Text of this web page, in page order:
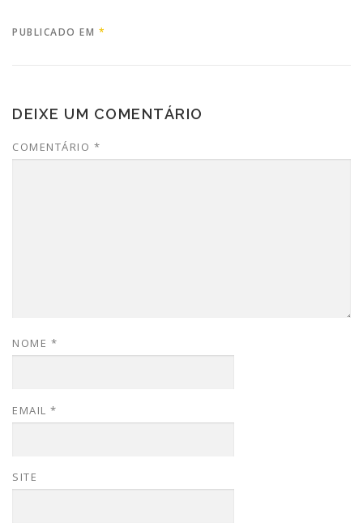
PUBLICADO EM *
DEIXE UM COMENTÁRIO
COMENTÁRIO *
NOME *
EMAIL *
SITE